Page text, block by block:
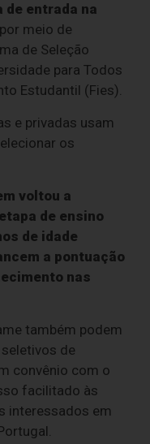
entrada na
meio de
de Seleção
para Todos
Estudantil (Fies).
e privadas usam
os
voltou a
de ensino
de idade
a pontuação
nas
também podem
de
convênio com o
facilitado às
interessados em